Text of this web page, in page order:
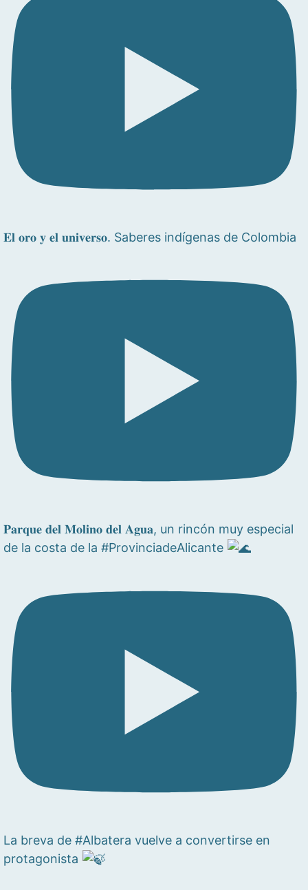
𝐄𝐥 𝐨𝐫𝐨 𝐲 𝐞𝐥 𝐮𝐧𝐢𝐯𝐞𝐫𝐬𝐨. Saberes indígenas de Colombia
𝐏𝐚𝐫𝐪𝐮𝐞 𝐝𝐞𝐥 𝐌𝐨𝐥𝐢𝐧𝐨 𝐝𝐞𝐥 𝐀𝐠𝐮𝐚, un rincón muy especial
de la costa de la #ProvinciadeAlicante
La breva de #Albatera vuelve a convertirse en
protagonista